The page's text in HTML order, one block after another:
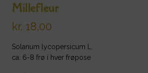
Millefleur
kr. 18,00
Solanum lycopersicum L.
ca. 6-8 frø i hver frøpose